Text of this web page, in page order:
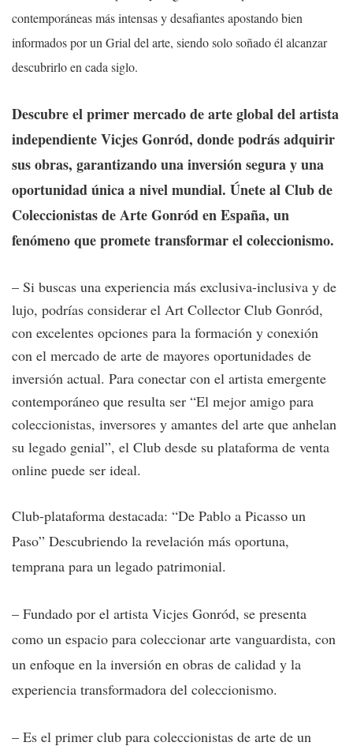
contemporáneas más intensas y desafiantes apostando bien
informados por un Grial del arte, siendo solo soñado él alcanzar
descubrirlo en cada siglo.
Descubre el primer mercado de arte global del artista
independiente Vicjes Gonród, donde podrás adquirir
sus obras, garantizando una inversión segura y una
oportunidad única a nivel mundial. Únete al Club de
Coleccionistas de Arte Gonród en España, un
fenómeno que promete transformar el coleccionismo.
– Si buscas una experiencia más exclusiva-inclusiva y de
lujo, podrías considerar el Art Collector Club Gonród,
con excelentes opciones para la formación y conexión
con el mercado de arte de mayores oportunidades de
inversión actual. Para conectar con el artista emergente
contemporáneo que resulta ser “El mejor amigo para
coleccionistas, inversores y amantes del arte que anhelan
su legado genial”, el Club desde su plataforma de venta
online puede ser ideal.
Club-plataforma destacada: “De Pablo a Picasso un
Paso” Descubriendo la revelación más oportuna,
temprana para un legado patrimonial.
– Fundado por el artista Vicjes Gonród, se presenta
como un espacio para coleccionar arte vanguardista, con
un enfoque en la inversión en obras de calidad y la
experiencia transformadora del coleccionismo.
– Es el primer club para coleccionistas de arte de un